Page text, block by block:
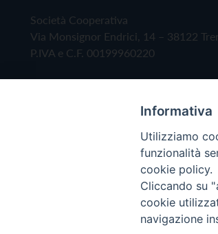
Società Cooperativa
Via Monsignor Endrici, 14 – 38122
P.IVA e C.F. 00199960220
Copyright © 2019 - Tutti i
Informativa
Utilizziamo
funzionalità
cookie policy.
Cliccando su
cookie
navigazione